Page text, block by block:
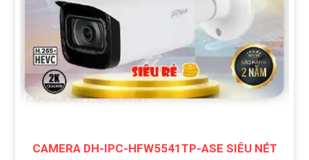
CAMERA DH-IPC-HFW5541TP-ASE SIÊU NÉT